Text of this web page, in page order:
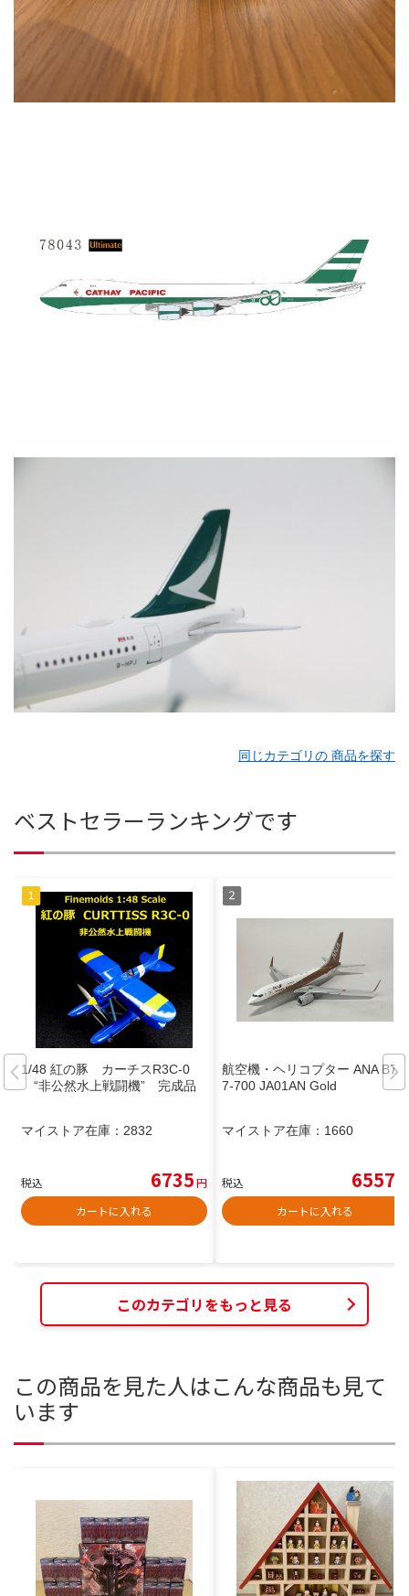
同じカテゴリの 商品を探す
ベストセラーランキングです
1/48 紅の豚 カーチスR3C-0
“非公然水上戦闘機” 完成品
マイストア在庫： 2832
税込 6735円
カートに入れる
航空機・ヘリコプター ANA B73
7-700 JA01AN Gold
マイストア在庫： 1660
税込 6557
カートに入れる
このカテゴリをもっと見る
この商品を見た人はこんな商品も見て
います